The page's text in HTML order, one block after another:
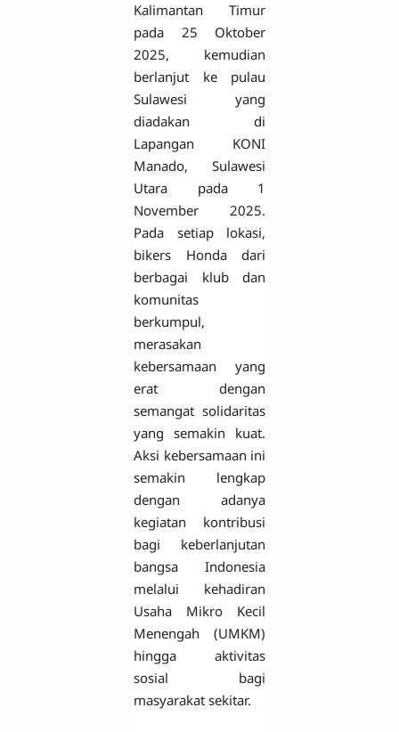
Kalimantan Timur
pada 25 Oktober
2025, kemudian
berlanjut ke pulau
Sulawesi yang
diadakan di
Lapangan KONI
Manado, Sulawesi
Utara pada 1
November 2025.
Pada setiap lokasi,
bikers Honda dari
berbagai klub dan
komunitas
berkumpul,
merasakan
kebersamaan yang
erat dengan
semangat solidaritas
yang semakin kuat.
Aksi kebersamaan ini
semakin lengkap
dengan adanya
kegiatan kontribusi
bagi keberlanjutan
bangsa Indonesia
melalui kehadiran
Usaha Mikro Kecil
Menengah (UMKM)
hingga aktivitas
sosial bagi
masyarakat sekitar.